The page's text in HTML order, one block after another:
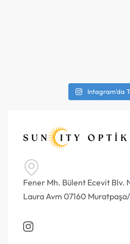
Intagram'da
Fener Mh. Bülent Ecevit Blv.
Laura Avm 07160